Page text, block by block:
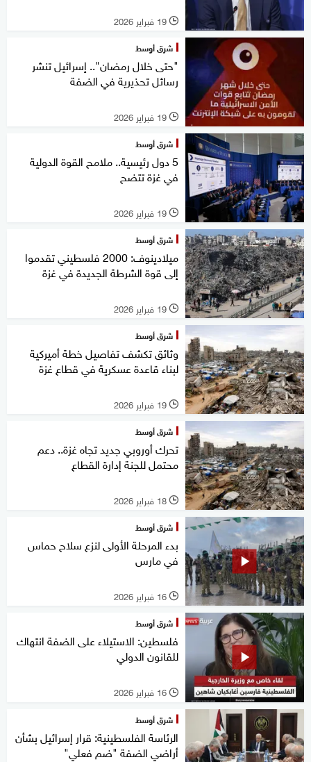
l 19 فبراير 2026
شرق أوسط
"حتى خلال رمضان".. إسرائيل تنشر
رسائل تحذيرية في الضفة
l 19 فبراير 2026
شرق أوسط
5 دول رئيسية.. ملامح القوة الدولية
في غزة تتضح
l 19 فبراير 2026
شرق أوسط
ميلادينوف: 2000 فلسطيني تقدموا
إلى قوة الشرطة الجديدة في غزة
l 19 فبراير 2026
شرق أوسط
وثائق تكشف تفاصيل خطة أميركية
لبناء قاعدة عسكرية في قطاع غزة
l 19 فبراير 2026
شرق أوسط
تحرك أوروبي جديد تجاه غزة.. دعم
محتمل للجنة إدارة القطاع
l 18 فبراير 2026
شرق أوسط
بدء المرحلة الأولى لنزع سلاح حماس
في مارس
l 16 فبراير 2026
شرق أوسط
فلسطين: الاستيلاء على الضفة انتهاك
للقانون الدولي
l 16 فبراير 2026
شرق أوسط
الرئاسة الفلسطينية: قرار إسرائيل بشأن
أراضي الضفة "ضم فعلي"